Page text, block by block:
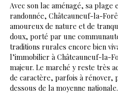
Avec son lac aménagé, sa plage
randonnée, Châteauneuf-la-
amoureux de nature et de
doux, porté par une
traditions rurales encore bien
l’immobilier à Châteauneuf-la-
majeur. Le marché y reste très
de caractère, parfois à rénover,
dessous de la moyenne nationale.